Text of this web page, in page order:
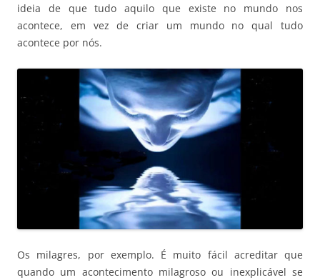
ideia de que tudo aquilo que existe no mundo nos
acontece, em vez de criar um mundo no qual tudo
acontece por nós.
Os milagres, por exemplo. É muito fácil acreditar que
quando um acontecimento milagroso ou inexplicável se